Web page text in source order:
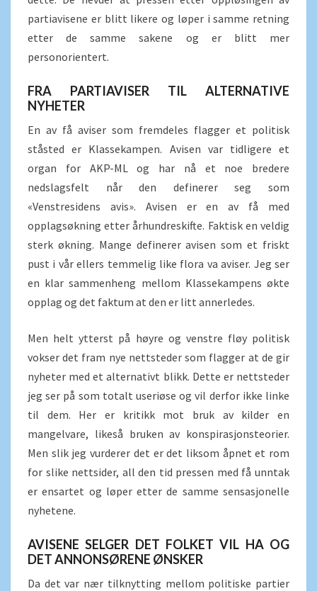
partiavisene er blitt likere og løper i samme retning
etter de samme sakene og er blitt mer
personorientert.
FRA PARTIAVISER TIL ALTERNATIVE
NYHETER
En av få aviser som fremdeles flagger et politisk
ståsted er Klassekampen. Avisen var tidligere et
organ for AKP-ML og har nå et noe bredere
nedslagsfelt når den definerer seg som
«Venstresidens avis». Avisen er en av få med
opplagsøkning etter århundreskifte. Faktisk en veldig
sterk økning. Mange definerer avisen som et friskt
pust i vår ellers temmelig like flora va aviser. Jeg ser
en klar sammenheng mellom Klassekampens økte
opplag og det faktum at den er litt annerledes.
Men helt ytterst på høyre og venstre fløy politisk
vokser det fram nye nettsteder som flagger at de gir
nyheter med et alternativt blikk. Dette er nettsteder
jeg ser på som totalt useriøse og vil derfor ikke linke
til dem. Her er kritikk mot bruk av kilder en
mangelvare, likeså bruken av konspirasjonsteorier.
Men slik jeg vurderer det er det liksom åpnet et rom
for slike nettsider, all den tid pressen med få unntak
er ensartet og løper etter de samme sensasjonelle
nyhetene.
AVISENE SELGER DET FOLKET VIL HA OG
DET ANNONSØRENE ØNSKER
Da det var nær tilknytting mellom politiske partier